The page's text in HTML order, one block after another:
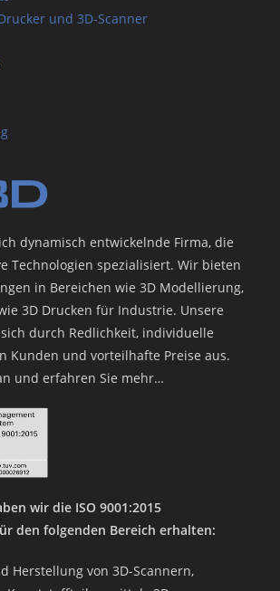
und 3D-Scanner
dynamisch entwickelnde Firma, die
Technologien spezialisiert. Wir bieten
in Bereichen wie 3D Modellierung,
3D Drucken für Industrie. Unsere
durch Redlichkeit, individuelle
Kunden und vorteilhafte Preise aus.
und erfahren Sie mehr…
wir die ISO 9001:2015
den folgenden Bereich erhalten:
Herstellung von 3D-Scannern,